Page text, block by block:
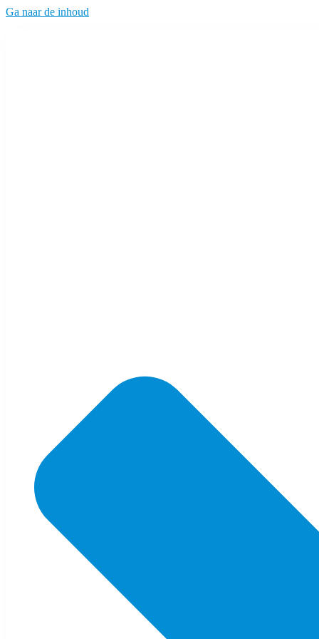
Ga naar de inhoud